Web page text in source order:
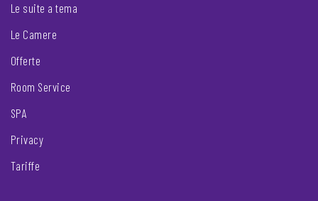
Le suite a tema
Le Camere
Offerte
Room Service
SPA
Privacy
Tariffe